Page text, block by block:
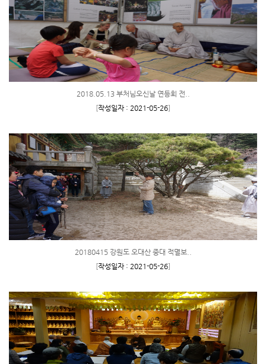
2018.05.13 부처님오신날 연등회 전..
[작성일자 : 2021-05-26]
20180415 강원도 오대산 중대 적멸보..
[작성일자 : 2021-05-26]